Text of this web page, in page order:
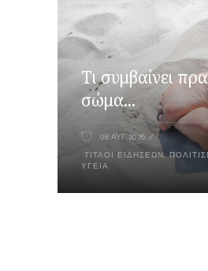
Τι συμβαίνει
σώμα...
08 ΑΥΓ 2026
ΤΊΤΛΟΙ ΕΙΔΉΣΕΩΝ,
ΥΓΕΊΑ